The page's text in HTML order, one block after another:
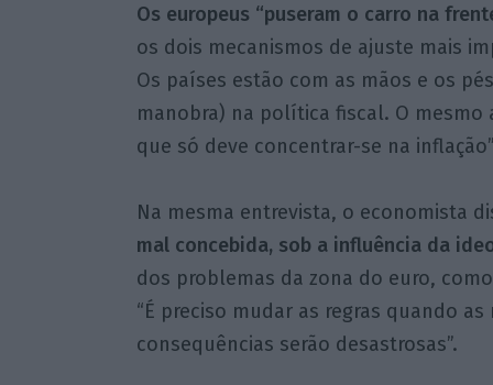
Os europeus “puseram o carro na
os dois mecanismos de ajuste mais
Os países estão com as mãos e os
manobra) na política fiscal. O mesmo
que só deve concentrar-se na
Na mesma entrevista, o economista
mal concebida, sob a influência da
dos problemas da zona do euro,
“É preciso mudar as regras quando
consequências serão desastrosas”.